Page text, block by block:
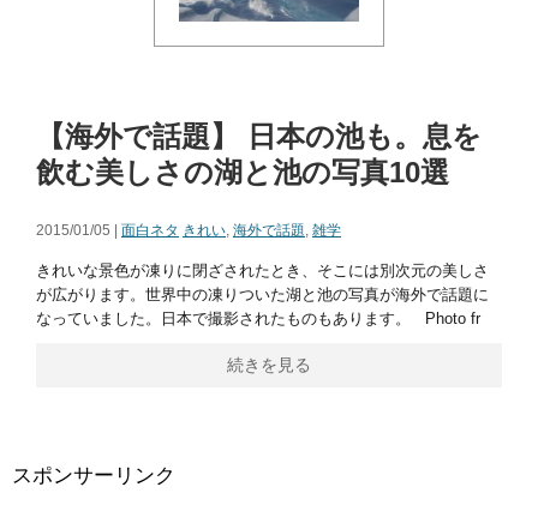
【海外で話題】 日本の池も。息を
飲む美しさの湖と池の写真10選
2015/01/05 | 面白ネタ きれい, 海外で話題, 雑学
きれいな景色が凍りに閉ざされたとき、そこには別次元の美しさ
が広がります。世界中の凍りついた湖と池の写真が海外で話題に
なっていました。日本で撮影されたものもあります。 Photo fr
続きを見る
スポンサーリンク